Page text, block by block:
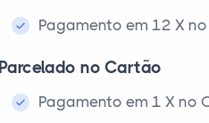
Pagamento em 12 X
Parcelado no Cartão
Pagamento em 1 X no